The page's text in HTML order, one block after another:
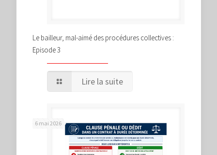
Le bailleur, mal-aimé des procédures collectives :
Episode 3
Lire la suite
6 mai 2026